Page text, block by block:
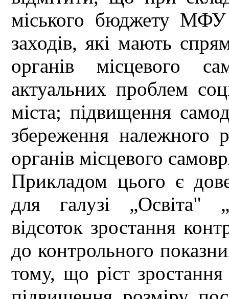
міського бюджету МФУ
заходів, які мають
органів місцевого
актуальних проблем
міста; підвищення
збереження належного
органів місцевого
Прикладом цього є
для галузі „Освіта"
відсоток зростання
до контрольного
тому, що ріст зростання